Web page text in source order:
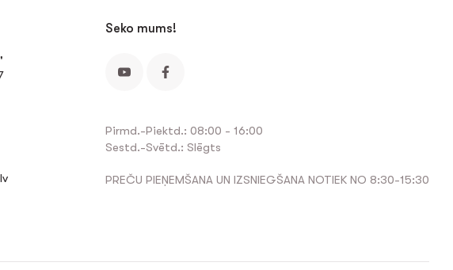
Seko mums!
Pirmd.-Piektd.: 08:00 - 16:00
Sestd.-Svētd.: Slēgts
PREČU PIEŅEMŠANA UN IZSNIEGŠANA NOTIEK NO 8:30-15:30